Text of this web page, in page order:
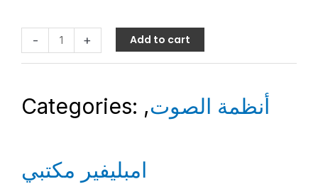
- + Add to cart
Categories: أنظمة الصوت,
امبليفير مكتبي